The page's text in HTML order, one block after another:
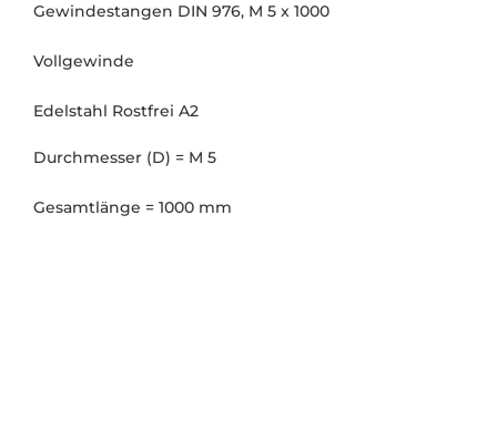
Gewindestangen DIN 976, M 5 x 1000
Vollgewinde
Edelstahl Rostfrei A2
Durchmesser (D) = M 5
Gesamtlänge = 1000 mm